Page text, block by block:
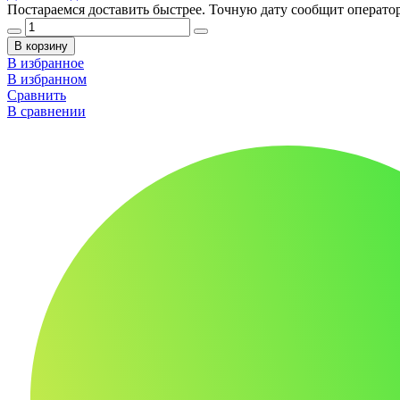
Постараемся доставить быстрее. Точную дату сообщит
В корзину
В избранное
В избранном
Сравнить
В сравнении